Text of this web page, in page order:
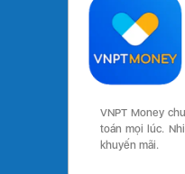
VNPT Money
toán mọi lúc.
khuyến mãi.